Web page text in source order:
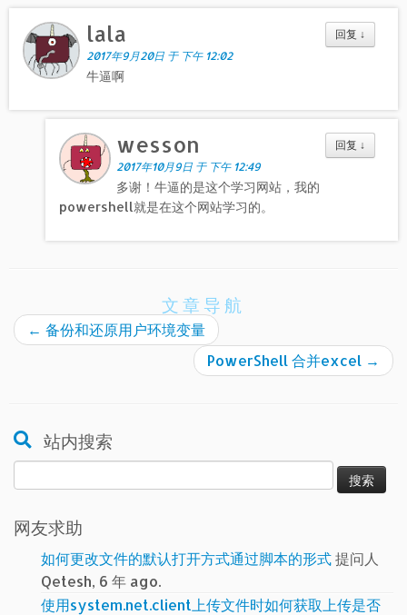
回复 ↓
lala
2017年9月20日 于 下午 12:02
牛逼啊
回复 ↓
wesson
2017年10月9日 于 下午 12:49
多谢！牛逼的是这个学习网站，我的
powershell就是在这个网站学习的。
文章导航
← 备份和还原用户环境变量
PowerShell 合并excel →
站内搜索
索：
网友求助
如何更改文件的默认打开方式通过脚本的形式提问人
Qetesh, 6 年 ago.
使用system.net.client上传文件时如何获取上传是否